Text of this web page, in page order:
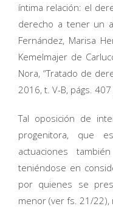
íntima relación: el
derecho a tener un
Fernández, Marisa
Kemelmajer de
Nora, “Tratado de
2016, t. V-B, págs.
Tal oposición de
progenitora, que
actuaciones
teniéndose en
por quienes se
menor (ver fs. 21/22),